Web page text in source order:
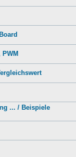
... / Beispiele